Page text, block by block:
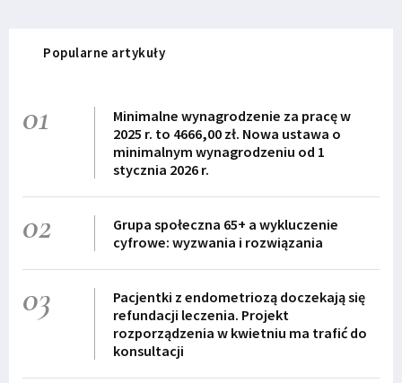
Popularne artykuły
01
Minimalne wynagrodzenie za pracę w
2025 r. to 4666,00 zł. Nowa ustawa o
minimalnym wynagrodzeniu od 1
stycznia 2026 r.
02
Grupa społeczna 65+ a wykluczenie
cyfrowe: wyzwania i rozwiązania
03
Pacjentki z endometriozą doczekają się
refundacji leczenia. Projekt
rozporządzenia w kwietniu ma trafić do
konsultacji